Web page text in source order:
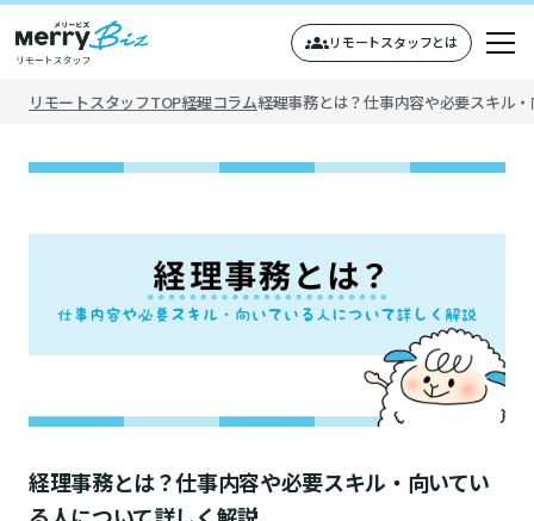
リモートスタッフとは
スタッフインタビュー
リモートスタッフTOP経理コラム経理事務とは？仕事内容や必要スキル
経理事務とは？仕事内容や必要スキル・向いてい